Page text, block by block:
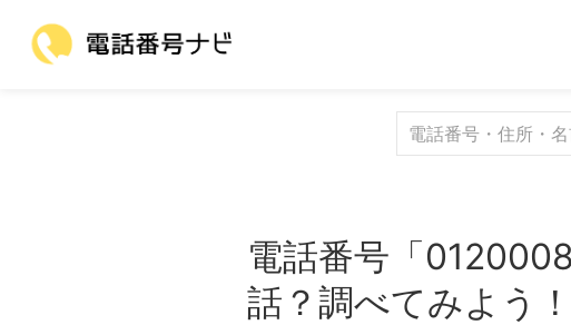
電話番号「
話？調べてみよう！